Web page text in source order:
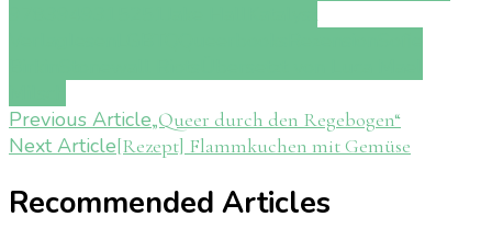
Post
Navigation
Previous Article„Queer durch den Regebogen“
Next Article[Rezept] Flammkuchen mit Gemüse
Recommended Articles